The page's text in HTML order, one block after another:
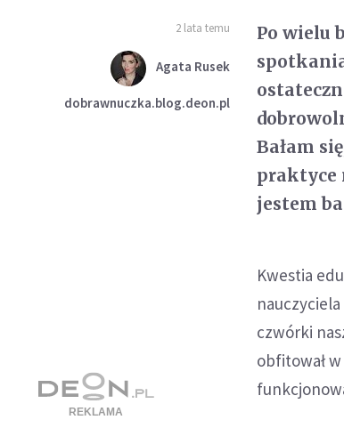
2 lata temu
Agata Rusek
dobrawnuczka.blog.deon.pl
Po wielu
Bałam
praktyce
jestem
Kwestia
czwórki
obfitował